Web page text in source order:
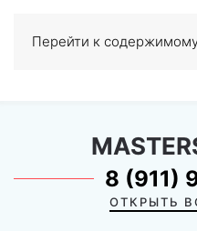
Перейти к
0
8 (911)
ОТКРЫТЬ